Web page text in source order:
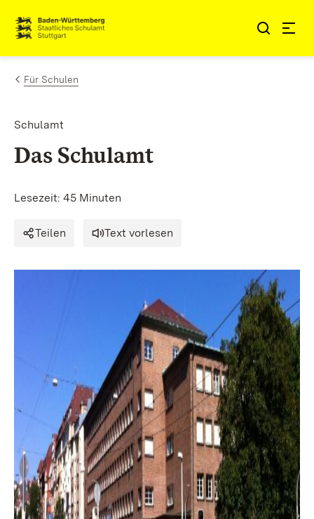
Zum Inhalt springen
Link zur Startseite
Für Schulen
Schulamt
Das Schulamt
Lesezeit: 45 Minuten
Teilen Text vorlesen